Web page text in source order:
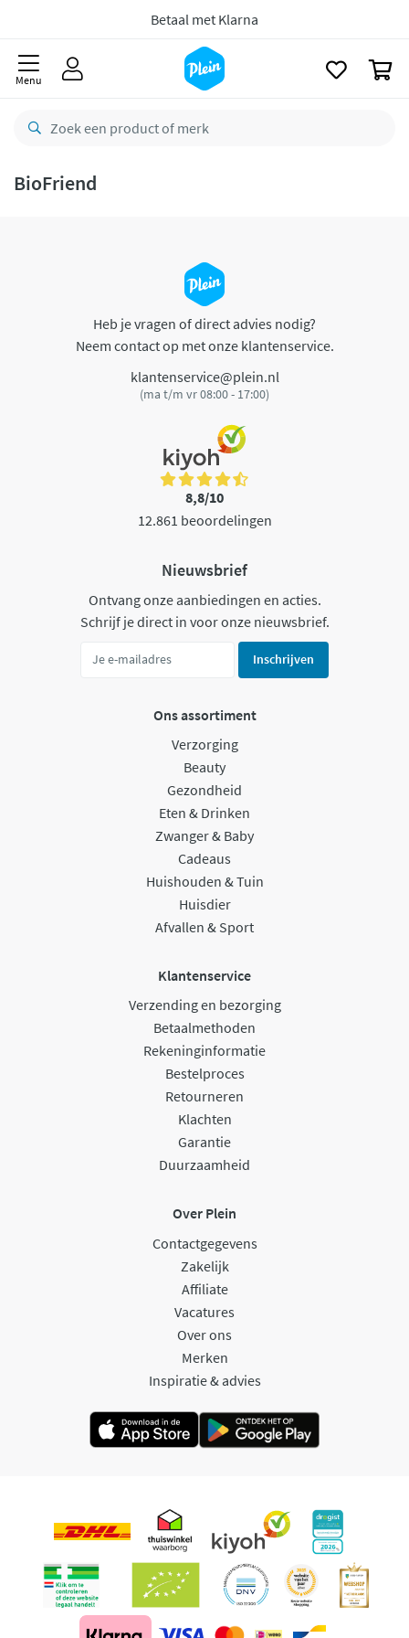
Betaal met Klarna
Menu
BioFriend
Heb je vragen of direct advies nodig?
Neem contact op met onze klantenservice.
klantenservice@plein.nl
(ma t/m vr 08:00 - 17:00)
8,8/10
12.861 beoordelingen
Nieuwsbrief
Ontvang onze aanbiedingen en acties.
Schrijf je direct in voor onze nieuwsbrief.
Inschrijven
Ons assortiment
Verzorging
Beauty
Gezondheid
Eten & Drinken
Zwanger & Baby
Cadeaus
Huishouden & Tuin
Huisdier
Afvallen & Sport
Klantenservice
Verzending en bezorging
Betaalmethoden
Rekeninginformatie
Bestelproces
Retourneren
Klachten
Garantie
Duurzaamheid
Over Plein
Contactgegevens
Zakelijk
Affiliate
Vacatures
Over ons
Merken
Inspiratie & advies